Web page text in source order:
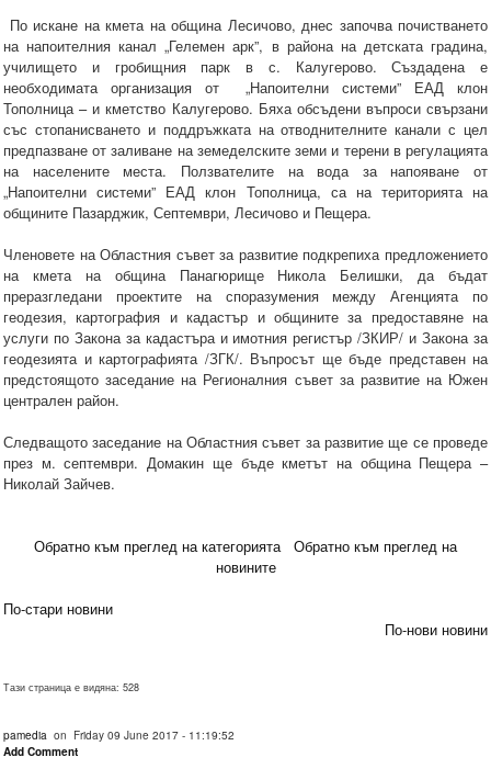
По искане на кмета на община Лесичово, днес започва почистването
на напоителния канал „Гелемен арк”, в района на детската градина,
училището и гробищния парк в с. Калугерово. Създадена е
необходимата организация от „Напоителни системи” ЕАД клон
Тополница – и кметство Калугерово. Бяха обсъдени въпроси свързани
със стопанисването и поддръжката на отводнителните канали с цел
предпазване от заливане на земеделските земи и терени в регулацията
на населените места. Ползвателите на вода за напояване от
„Напоителни системи” ЕАД клон Тополница, са на територията на
общините Пазарджик, Септември, Лесичово и Пещера.
Членовете на Областния съвет за развитие подкрепиха предложението
на кмета на община Панагюрище Никола Белишки, да бъдат
преразгледани проектите на споразумения между Агенцията по
геодезия, картография и кадастър и общините за предоставяне на
услуги по Закона за кадастъра и имотния регистър /ЗКИР/ и Закона за
геодезията и картографията /ЗГК/. Въпросът ще бъде представен на
предстоящото заседание на Регионалния съвет за развитие на Южен
централен район.
Следващото заседание на Областния съвет за развитие ще се проведе
през м. септември. Домакин ще бъде кметът на община Пещера –
Николай Зайчев.
Обратно към преглед на категорията
Обратно към преглед на
новините
По-стари новини
По-нови новини
Тази страница е видяна: 528
pamedia on Friday 09 June 2017 - 11:19:52
Add Comment